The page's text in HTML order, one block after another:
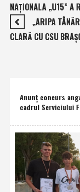
NAŢIONALA „U15” A
„ARIPA
CLARĂ CU CSU
Anunţ concurs
cadrul Serviciului